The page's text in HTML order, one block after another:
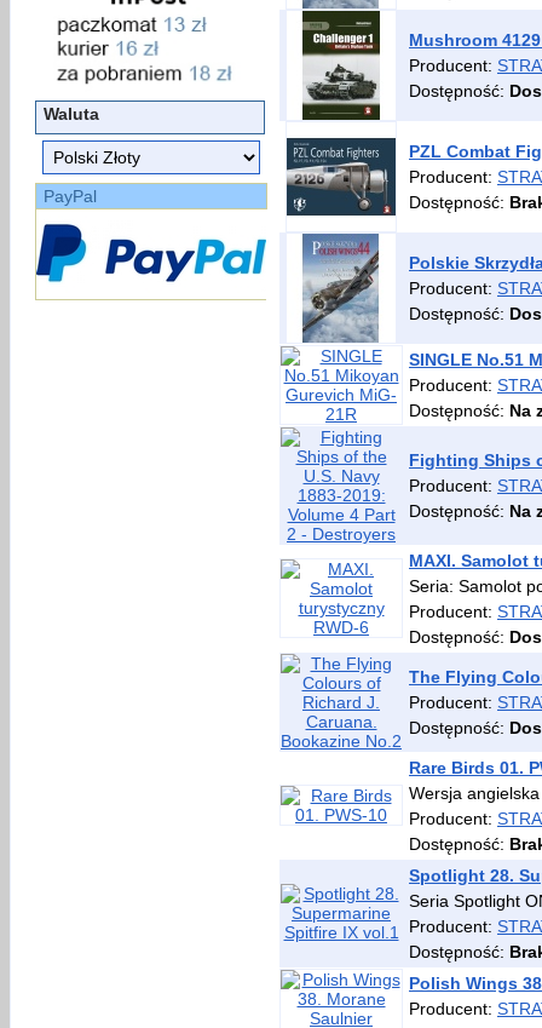
Waluta
PayPal
Mushroom
Producent:
Dostępność:
PZL Combat
Producent:
Dostępność:
Polskie
Producent:
Dostępność:
SINGLE No.51
Producent:
Dostępność: Na
Fighting Ships
Producent:
Dostępność: Na
MAXI. Samolot
Seria: Samolot
Producent:
Dostępność:
The Flying
Producent:
Dostępność:
Rare Birds 01.
Wersja
Producent:
Dostępność:
Spotlight 28.
Seria Spotlight
Producent:
Dostępność:
Polish Wings
Producent: